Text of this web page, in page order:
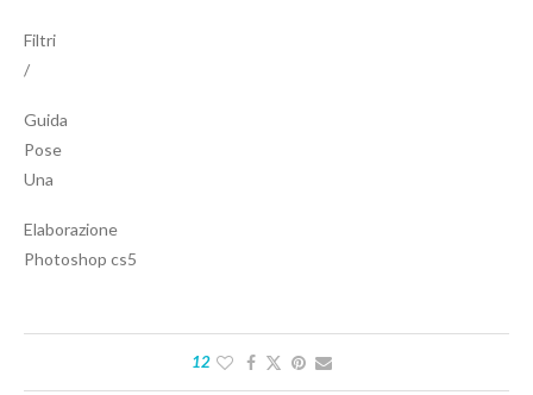
Filtri
/
Guida
Pose
Una
Elaborazione
Photoshop cs5
12